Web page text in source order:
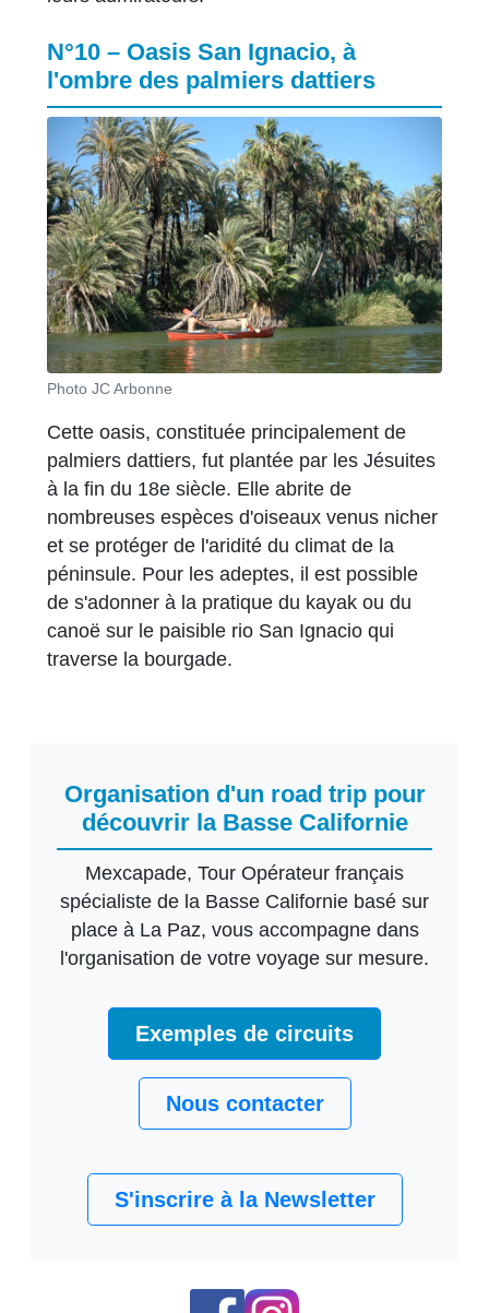
N°10 – Oasis San Ignacio, à
l'ombre des palmiers dattiers
Photo JC Arbonne
Cette oasis, constituée principalement de
palmiers dattiers, fut plantée par les Jésuites
à la fin du 18e siècle. Elle abrite de
nombreuses espèces d'oiseaux venus nicher
et se protéger de l'aridité du climat de la
péninsule. Pour les adeptes, il est possible
de s'adonner à la pratique du kayak ou du
canoë sur le paisible rio San Ignacio qui
traverse la bourgade.
Organisation d'un road trip pour
découvrir la Basse Californie
Mexcapade, Tour Opérateur français
spécialiste de la Basse Californie basé sur
place à La Paz, vous accompagne dans
l'organisation de votre voyage sur mesure.
Exemples de circuits
Nous contacter
S'inscrire à la Newsletter